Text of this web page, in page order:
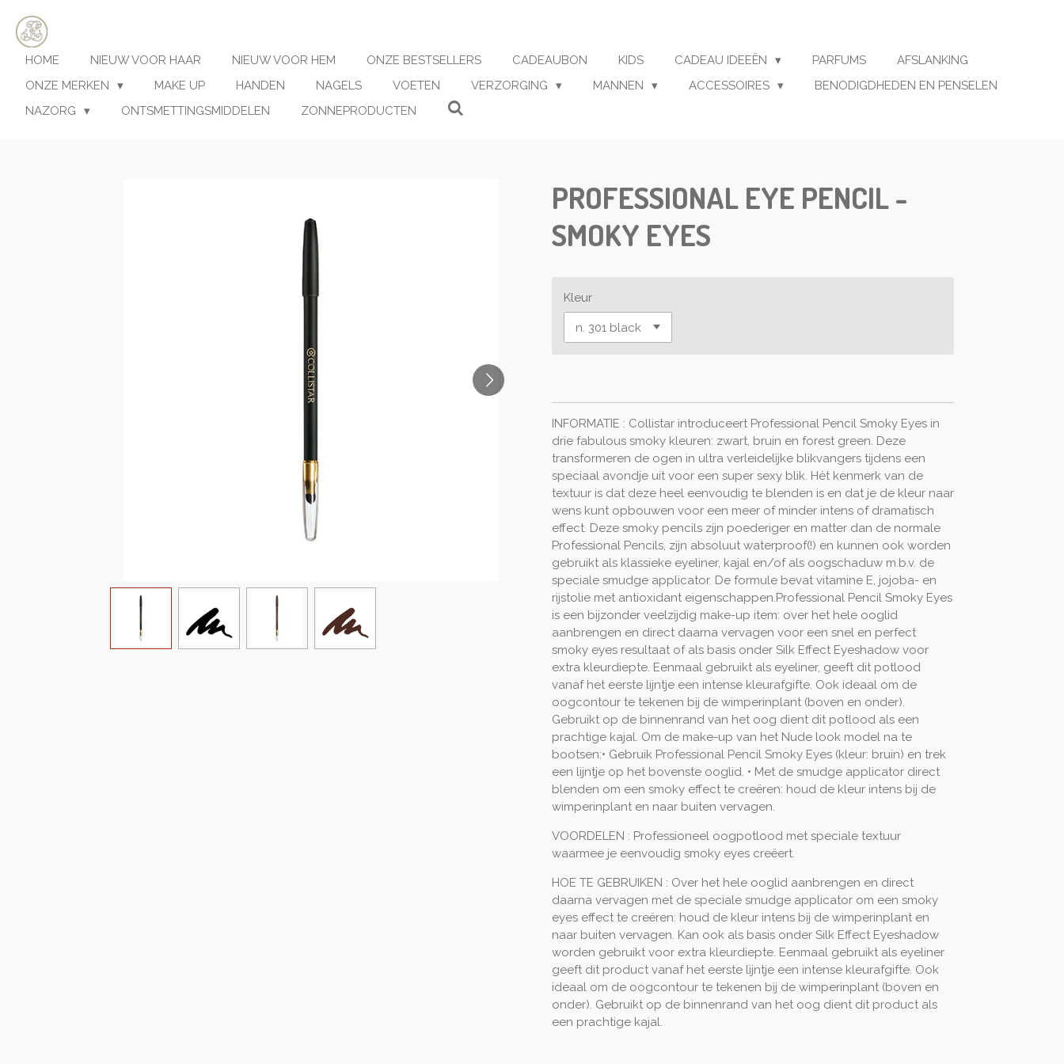
Ga
direct
naar
hoofdinhoud
HOME NIEUW VOOR HAAR NIEUW VOOR HEM ONZE BESTSELLERS CADEAUBON KIDS CADEAU IDEEËN PARFUMS
AFSLANKING
ONZE MERKEN
MAKE UP HANDEN NAGELS VOETEN VERZORGING MANNEN ACCESSOIRES
BENODIGDHEDEN EN PENSELEN
NAZORG
ONTSMETTINGSMIDDELEN ZONNEPRODUCTEN
PROFESSIONAL EYE PENCIL -
SMOKY EYES
Kleur
INFORMATIE : Collistar introduceert Professional Pencil Smoky Eyes in
drie fabulous smoky kleuren: zwart, bruin en forest green. Deze
transformeren de ogen in ultra verleidelijke blikvangers tijdens een
speciaal avondje uit voor een super sexy blik. Hèt kenmerk van de
textuur is dat deze heel eenvoudig te blenden is en dat je de kleur naar
wens kunt opbouwen voor een meer of minder intens of dramatisch
effect. Deze smoky pencils zijn poederiger en matter dan de normale
Professional Pencils, zijn absoluut waterproof(!) en kunnen ook worden
gebruikt als klassieke eyeliner, kajal en/of als oogschaduw m.b.v. de
speciale smudge applicator. De formule bevat vitamine E, jojoba- en
rijstolie met antioxidant eigenschappen.Professional Pencil Smoky Eyes
is een bijzonder veelzijdig make-up item: over het hele ooglid
aanbrengen en direct daarna vervagen voor een snel en perfect
smoky eyes resultaat of als basis onder Silk Effect Eyeshadow voor
extra kleurdiepte. Eenmaal gebruikt als eyeliner, geeft dit potlood
vanaf het eerste lijntje een intense kleurafgifte. Ook ideaal om de
oogcontour te tekenen bij de wimperinplant (boven en onder).
Gebruikt op de binnenrand van het oog dient dit potlood als een
prachtige kajal. Om de make-up van het Nude look model na te
bootsen:• Gebruik Professional Pencil Smoky Eyes (kleur: bruin) en trek
een lijntje op het bovenste ooglid. • Met de smudge applicator direct
blenden om een smoky effect te creëren: houd de kleur intens bij de
wimperinplant en naar buiten vervagen.
VOORDELEN : Professioneel oogpotlood met speciale textuur
waarmee je eenvoudig smoky eyes creëert.
HOE TE GEBRUIKEN : Over het hele ooglid aanbrengen en direct
daarna vervagen met de speciale smudge applicator om een smoky
eyes effect te creëren: houd de kleur intens bij de wimperinplant en
naar buiten vervagen. Kan ook als basis onder Silk Effect Eyeshadow
worden gebruikt voor extra kleurdiepte. Eenmaal gebruikt als eyeliner
geeft dit product vanaf het eerste lijntje een intense kleurafgifte. Ook
ideaal om de oogcontour te tekenen bij de wimperinplant (boven en
onder). Gebruikt op de binnenrand van het oog dient dit product als
een prachtige kajal.